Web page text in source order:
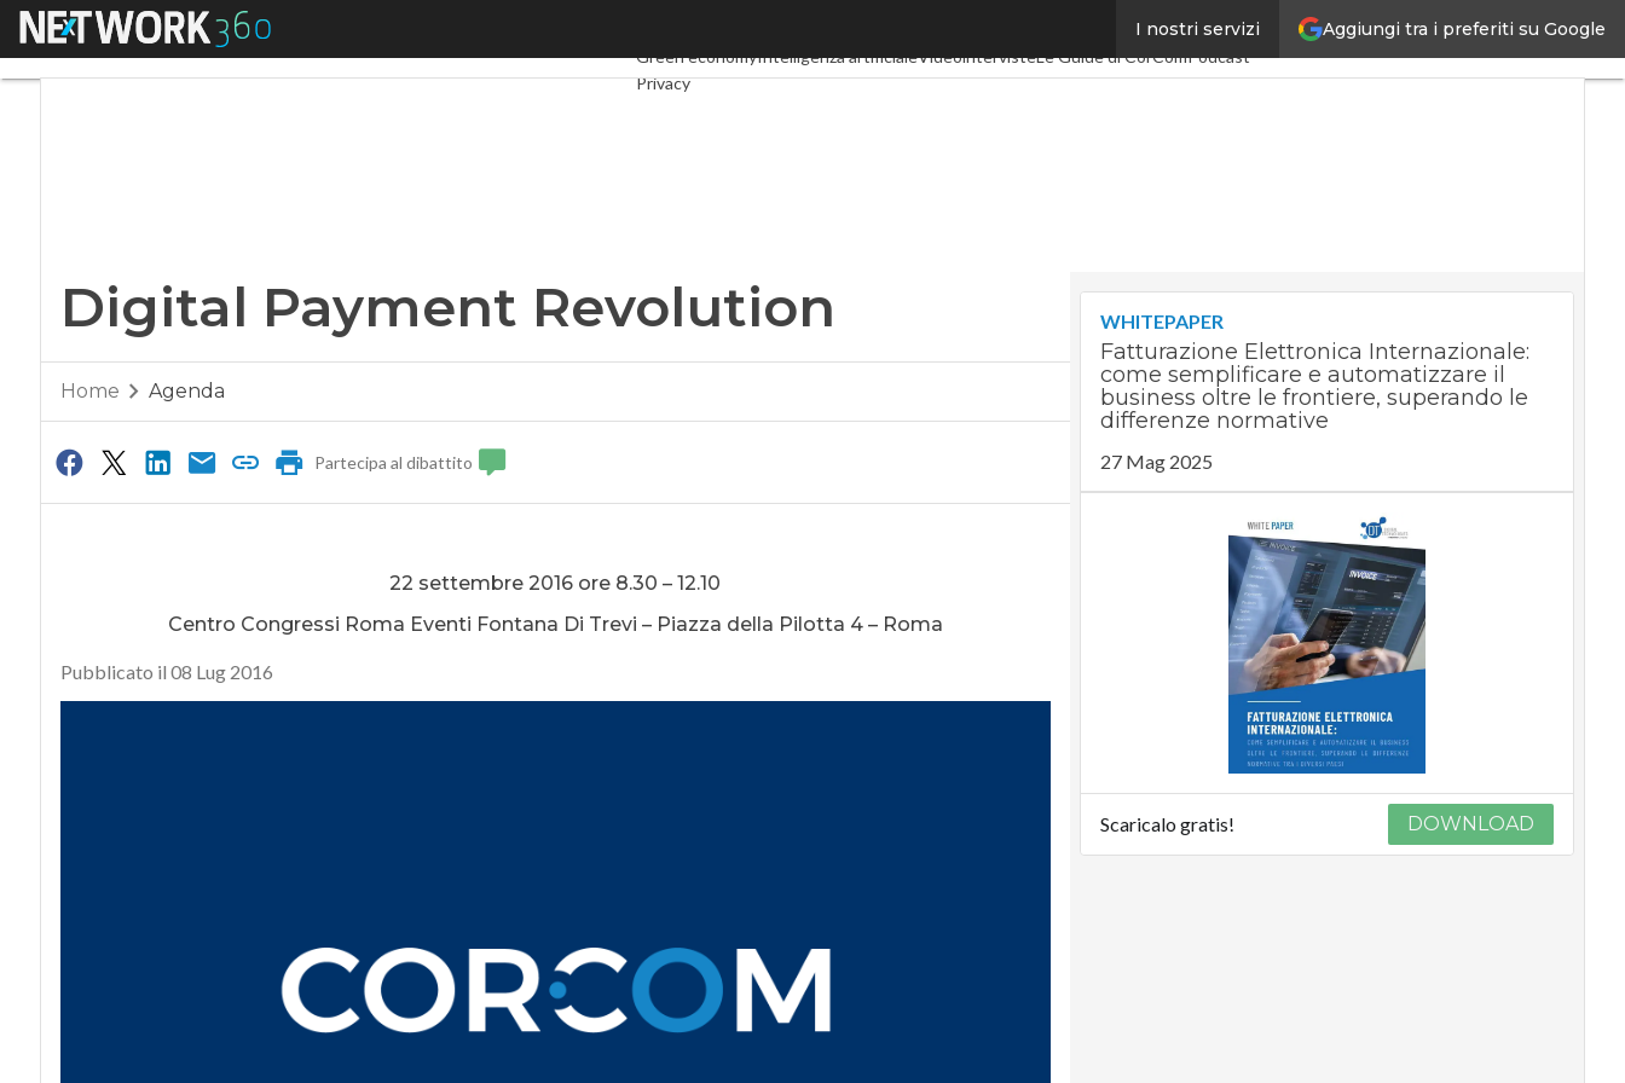
Aggiungi tra i preferiti su Google
I nostri servizi
Menu
PA Digitale
Green economyIntelligenza artificialeVideointervisteLe Guide di CorComPodcast
Privacy
Digital Payment Revolution
Home Agenda
Partecipa al dibattito
22 settembre 2016 ore 8.30 – 12.10
Centro Congressi Roma Eventi Fontana Di Trevi – Piazza della Pilotta 4 – Roma
Pubblicato il 08 Lug 2016
WHITEPAPER
Fatturazione Elettronica Internazionale:
come semplificare e automatizzare il
business oltre le frontiere, superando le
differenze normative
27 Mag 2025
Scaricalo gratis! DOWNLOAD